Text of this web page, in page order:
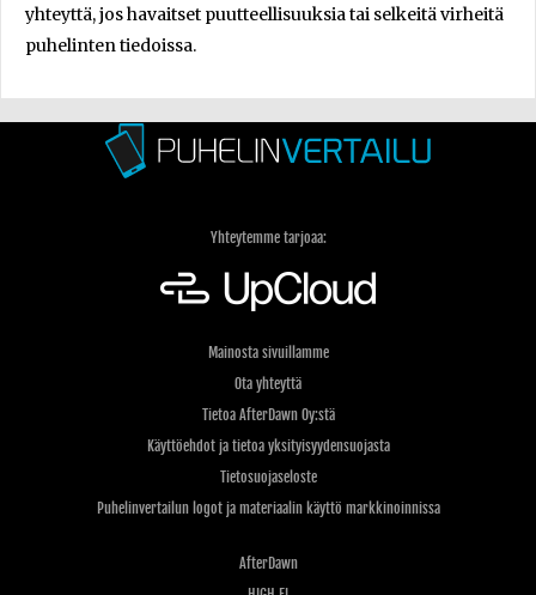
yhteyttä, jos havaitset puutteellisuuksia tai selkeitä virheitä
puhelinten tiedoissa.
Yhteytemme tarjoaa:
Mainosta sivuillamme
Ota yhteyttä
Tietoa AfterDawn Oy:stä
Käyttöehdot ja tietoa yksityisyydensuojasta
Tietosuojaseloste
Puhelinvertailun logot ja materiaalin käyttö markkinoinnissa
AfterDawn